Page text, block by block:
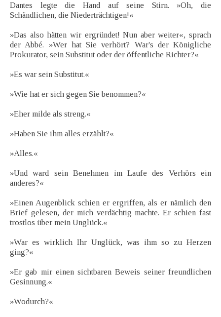
Dantes legte die Hand auf seine Stirn. »Oh, die
Schändlichen, die Niederträchtigen!«
»Das also hätten wir ergründet! Nun aber weiter«, sprach
der Abbé. »Wer hat Sie verhört? War's der Königliche
Prokurator, sein Substitut oder der öffentliche Richter?«
»Es war sein Substitut.«
»Wie hat er sich gegen Sie benommen?«
»Eher milde als streng.«
»Haben Sie ihm alles erzählt?«
»Alles.«
»Und ward sein Benehmen im Laufe des Verhörs ein
anderes?«
»Einen Augenblick schien er ergriffen, als er nämlich den
Brief gelesen, der mich verdächtig machte. Er schien fast
trostlos über mein Unglück.«
»War es wirklich Ihr Unglück, was ihm so zu Herzen
ging?«
»Er gab mir einen sichtbaren Beweis seiner freundlichen
Gesinnung.«
»Wodurch?«